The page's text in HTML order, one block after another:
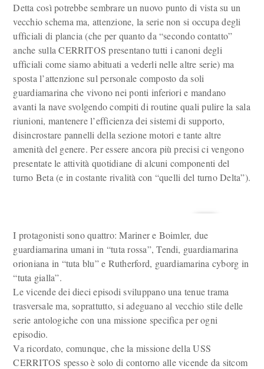
Detta così potrebbe sembrare un nuovo punto di vista su un
vecchio schema ma, attenzione, la serie non si occupa degli
ufficiali di plancia (che per quanto da “secondo contatto”
anche sulla CERRITOS presentano tutti i canoni degli
ufficiali come siamo abituati a vederli nelle altre serie) ma
sposta l’attenzione sul personale composto da soli
guardiamarina che vivono nei ponti inferiori e mandano
avanti la nave svolgendo compiti di routine quali pulire la sala
riunioni, mantenere l’efficienza dei sistemi di supporto,
disincrostare pannelli della sezione motori e tante altre
amenità del genere. Per essere ancora più precisi ci vengono
presentate le attività quotidiane di alcuni componenti del
turno Beta (e in costante rivalità con “quelli del turno Delta”).
I protagonisti sono quattro: Mariner e Boimler, due
guardiamarina umani in “tuta rossa”, Tendi, guardiamarina
orioniana in “tuta blu” e Rutherford, guardiamarina cyborg in
“tuta gialla”.
Le vicende dei dieci episodi sviluppano una tenue trama
trasversale ma, soprattutto, si adeguano al vecchio stile delle
serie antologiche con una missione specifica per ogni
episodio.
Va ricordato, comunque, che la missione della USS
CERRITOS spesso è solo di contorno alle vicende da sitcom